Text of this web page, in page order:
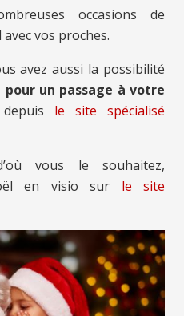
occasions de
vos proches.
avez aussi la possibilité
un passage à votre
depuis le site spécialisé
vous le souhaitez,
en visio sur le site